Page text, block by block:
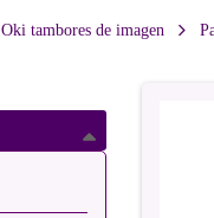
Oki tambores de imagen